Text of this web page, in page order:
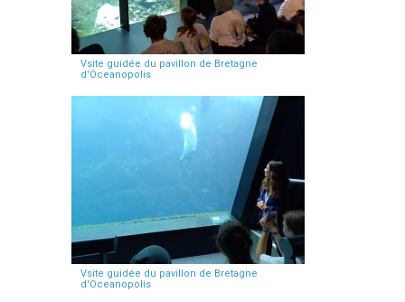
Vsite guidée du pavillon de Bretagne
d'Oceanopolis
Vsite guidée du pavillon de Bretagne
d'Oceanopolis